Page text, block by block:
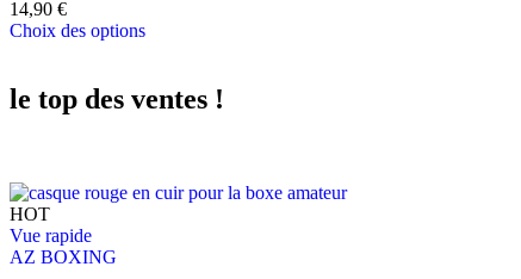
14,90 €
Choix des options
le top des ventes !
HOT
Vue rapide
AZ BOXING